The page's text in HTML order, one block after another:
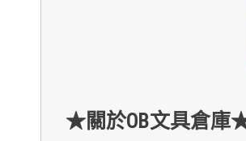
★關於OB文具倉庫